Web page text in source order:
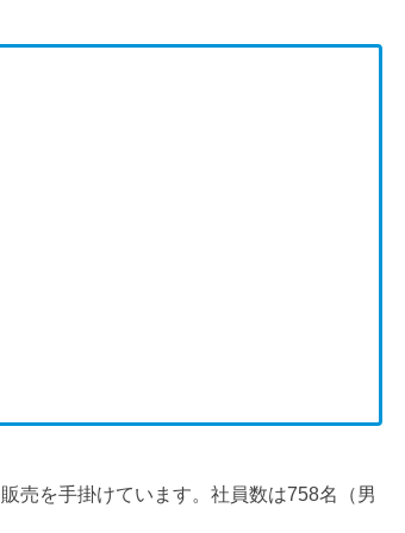
売を手掛けています。社員数は758名（男